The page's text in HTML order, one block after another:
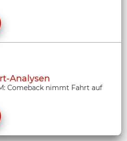
Analysen
Comeback nimmt Fahrt auf